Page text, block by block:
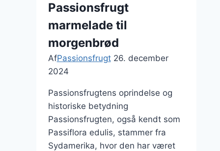
smag
Passionsfrugt
marmelade til
morgenbrød
AfPassionsfrugt 26. december
2024
Passionsfrugtens oprindelse og
historiske betydning
Passionsfrugten, også kendt som
Passiflora edulis, stammer fra
Sydamerika, hvor den har været